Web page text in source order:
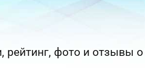
рейтинг, фото и отзывы